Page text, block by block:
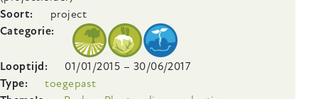
door
introductie
en
beheer
van
Soort
project
Categorie
Looptijd 01/01/2015 – 30/06/2017
Type
toegepast